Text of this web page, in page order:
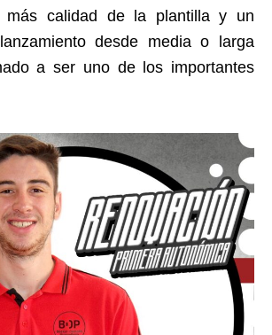
más calidad de la plantilla y un
desde media o larga
a ser uno de los importantes